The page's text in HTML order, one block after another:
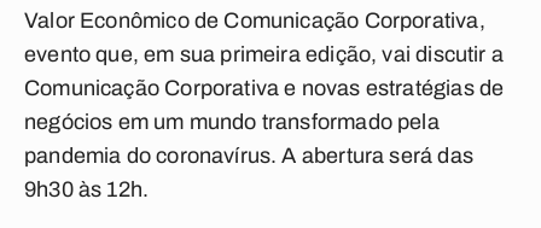
Valor Econômico de Comunicação Corporativa,
evento que, em sua primeira edição, vai discutir a
Comunicação Corporativa e novas estratégias de
negócios em um mundo transformado pela
pandemia do coronavírus. A abertura será das
9h30 às 12h.